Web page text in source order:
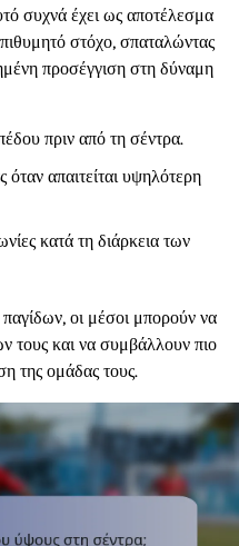
συχνά έχει ως αποτέλεσμα
στόχο, σπαταλώντας
προσέγγιση στη δύναμη
πριν από τη σέντρα.
απαιτείται υψηλότερη
κατά τη διάρκεια των
οι μέσοι μπορούν να
τους και να συμβάλλουν πιο
της ομάδας τους.